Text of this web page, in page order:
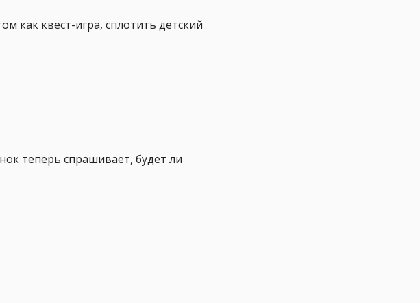
как квест-игра, сплотить детский
теперь спрашивает, будет ли